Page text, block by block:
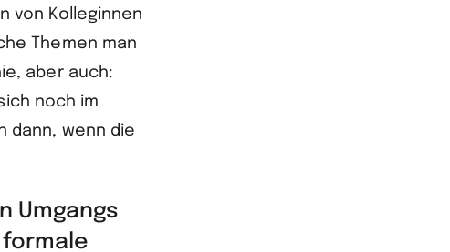
von Kolleginnen
Themen man
aber auch:
noch im
dann, wenn die
Umgangs